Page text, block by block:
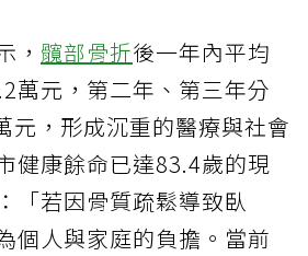
， 髖部骨折後一年內平均
萬元，第二年、第三年分
元，形成沉重的醫療與社會
健康餘命已達83.4歲的現
「若因骨質疏鬆導致臥
個人與家庭的負擔。當前